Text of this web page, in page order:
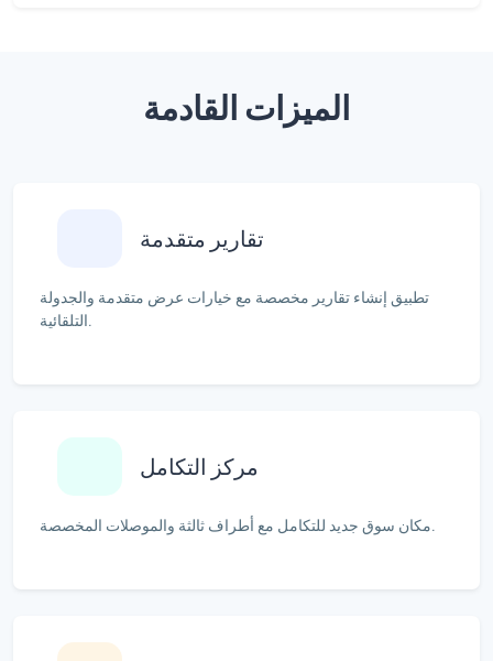
الميزات القادمة
تقارير متقدمة
تطبيق إنشاء تقارير مخصصة مع خيارات عرض متقدمة والجدولة
التلقائية.
مركز التكامل
مكان سوق جديد للتكامل مع أطراف ثالثة والموصلات المخصصة.